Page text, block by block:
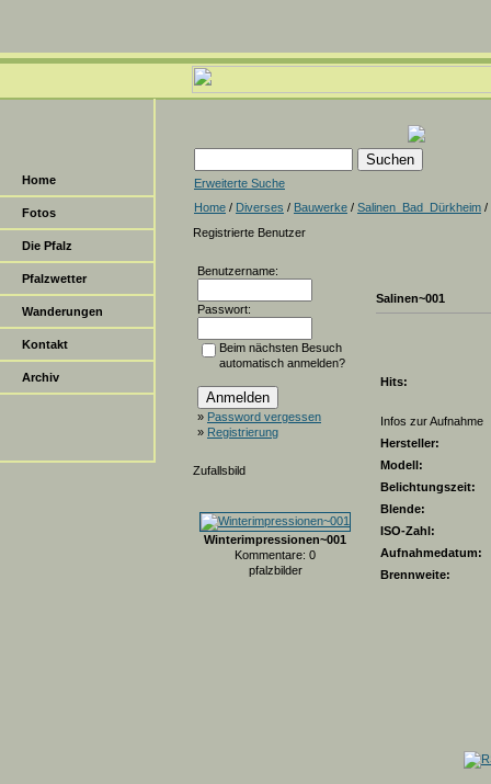
Home
Fotos
Die Pfalz
Pfalzwetter
Wanderungen
Kontakt
Archiv
Erweiterte Suche
Home / Diverses / Bauwerke / Salinen_Bad_Dürkheim /
Registrierte Benutzer
Benutzername:
Passwort:
Beim nächsten Besuch
automatisch anmelden?
» Password vergessen
» Registrierung
Zufallsbild
Winterimpressionen~001
Kommentare: 0
pfalzbilder
Salinen~001
Hits:
Infos zur Aufnahme
Hersteller:
Modell:
Belichtungszeit:
Blende:
ISO-Zahl:
Aufnahmedatum:
Brennweite: